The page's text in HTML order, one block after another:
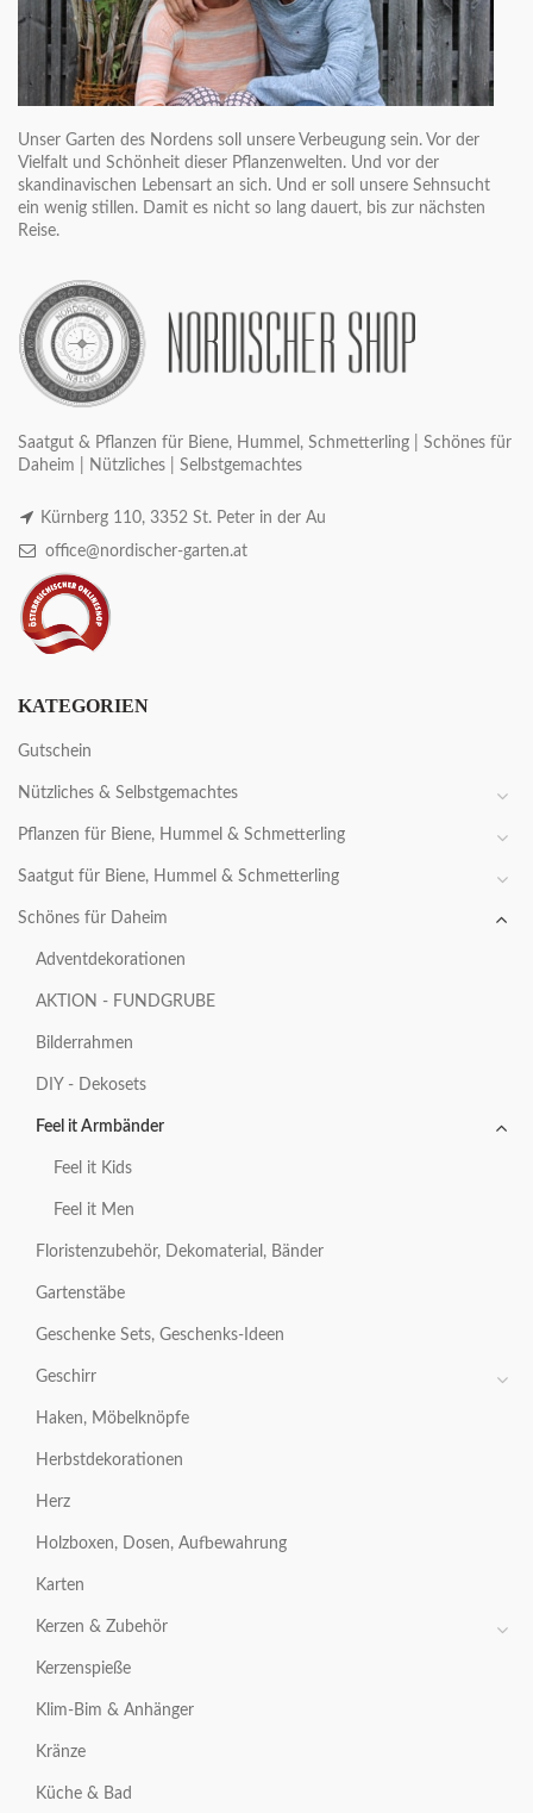
Unser Garten des Nordens soll unsere Verbeugung sein. Vor der
Vielfalt und Schönheit dieser Pflanzenwelten. Und vor der
skandinavischen Lebensart an sich. Und er soll unsere Sehnsucht
ein wenig stillen. Damit es nicht so lang dauert, bis zur nächsten
Reise.
Saatgut & Pflanzen für Biene, Hummel, Schmetterling | Schönes für
Daheim | Nützliches | Selbstgemachtes
Kürnberg 110, 3352 St. Peter in der Au
office@nordischer-garten.at
KATEGORIEN
Gutschein
Nützliches & Selbstgemachtes
Pflanzen für Biene, Hummel & Schmetterling
Saatgut für Biene, Hummel & Schmetterling
Schönes für Daheim
Adventdekorationen
AKTION - FUNDGRUBE
Bilderrahmen
DIY - Dekosets
Feel it Armbänder
Feel it Kids
Feel it Men
Floristenzubehör, Dekomaterial, Bänder
Gartenstäbe
Geschenke Sets, Geschenks-Ideen
Geschirr
Haken, Möbelknöpfe
Herbstdekorationen
Herz
Holzboxen, Dosen, Aufbewahrung
Karten
Kerzen & Zubehör
Kerzenspieße
Klim-Bim & Anhänger
Kränze
Küche & Bad